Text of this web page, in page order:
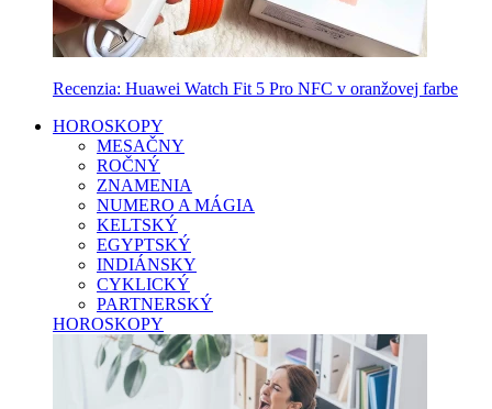
Recenzia: Huawei Watch Fit 5 Pro NFC v oranžovej farbe
HOROSKOPY
MESAČNY
ROČNÝ
ZNAMENIA
NUMERO A MÁGIA
KELTSKÝ
EGYPTSKÝ
INDIÁNSKY
CYKLICKÝ
PARTNERSKÝ
HOROSKOPY